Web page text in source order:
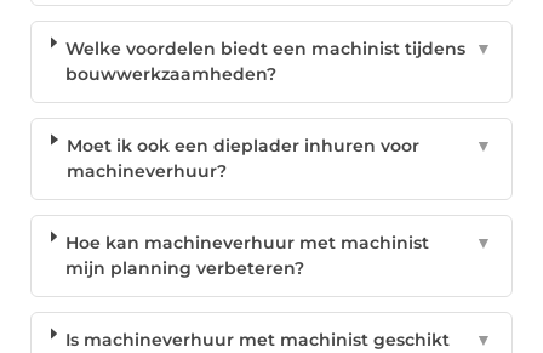
Welke voordelen biedt een machinist tijdens
bouwwerkzaamheden?
▼
Moet ik ook een dieplader inhuren voor
machineverhuur?
▼
Hoe kan machineverhuur met machinist
mijn planning verbeteren?
▼
Is machineverhuur met machinist geschikt
▼